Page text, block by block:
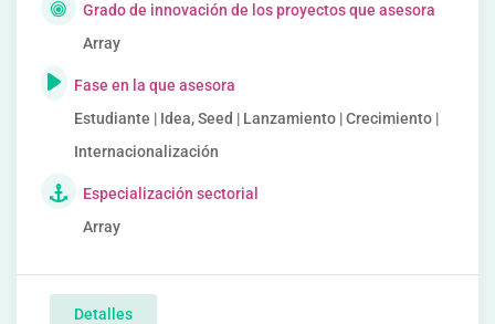
Grado de innovación de los proyectos que asesora
Array
Fase en la que asesora
Estudiante | Idea, Seed | Lanzamiento | Crecimiento |
Internacionalización
Especialización sectorial
Array
Detalles